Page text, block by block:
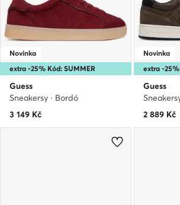
extra -25% Kód: SUMMER
Novinka
Guess
Sneakersy · Bordó
3 149 Kč
extra -
Novinka
Guess
2 889 Kč